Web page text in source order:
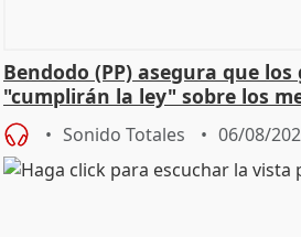
Bendodo (PP) asegura que los
"cumplirán la ley" sobre los
Sonido Totales 06/08/